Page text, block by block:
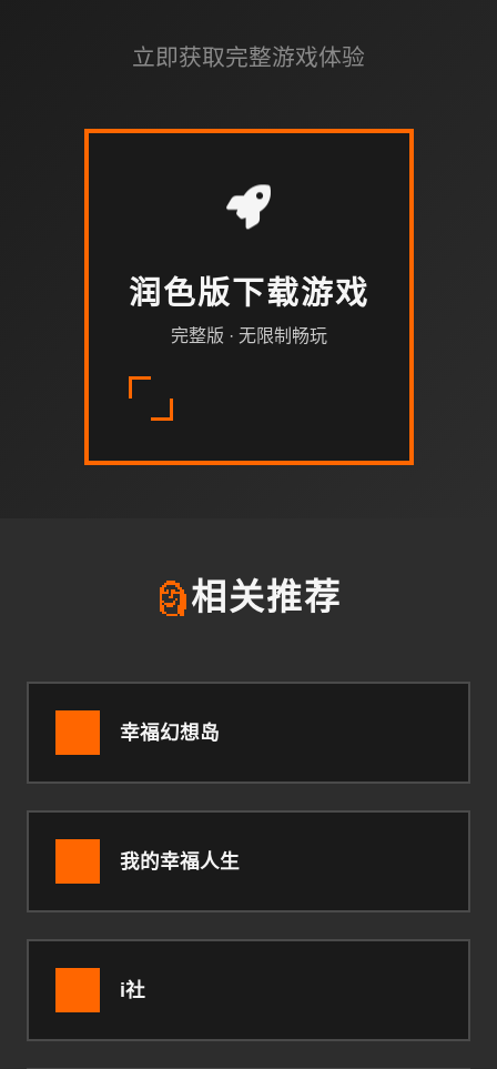
立即获取完整游戏体验
润色版下载游戏
完整版 · 无限制畅玩
🗿相关推荐
幸福幻想岛
我的幸福人生
i社